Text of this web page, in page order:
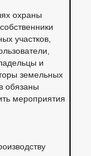
охраны
участков,
и
земельных
обязаны
мероприятия